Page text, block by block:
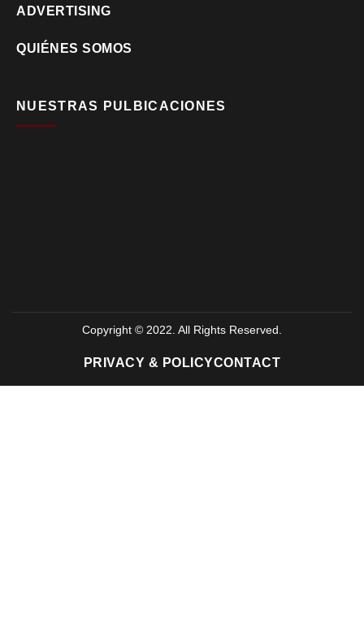
ADVERTISING
QUIÉNES SOMOS
NUESTRAS PULBICACIONES
Copyright © 2022. All Rights Reserved.
PRIVACY & POLICYCONTACT